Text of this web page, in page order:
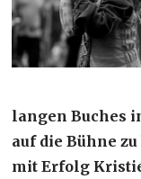
langen Buches
auf die Bühne
mit Erfolg